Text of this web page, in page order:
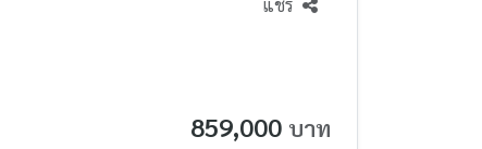
แชร์
859,000 บาท